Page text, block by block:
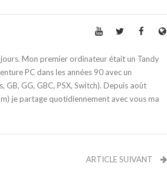
Mon premier ordinateur était un Tandy
PC dans les années 90 avec un
GB, GG, GBC, PSX, Switch). Depuis août
je partage quotidiennement avec vous ma
ARTICLE SUIVANT